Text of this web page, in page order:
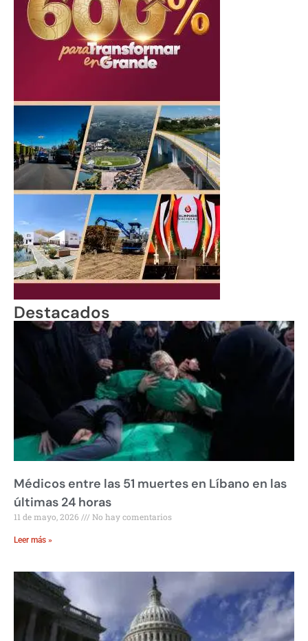
Destacados
Médicos entre las 51 muertes en Líbano en las
últimas 24 horas
11 de mayo, 2026 No hay comentarios
Leer más »